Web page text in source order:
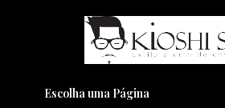
Escolha uma Página
Pensando em
Visual??